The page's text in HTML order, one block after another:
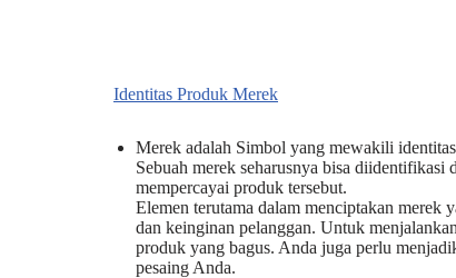
Identitas Produk Merek
Merek adalah Simbol yang mewakili
Sebuah merek seharusnya bisa diidentifikasi
mempercayai produk tersebut.
Elemen terutama dalam menciptakan merek
dan keinginan pelanggan. Untuk
produk yang bagus. Anda juga perlu
pesaing Anda.